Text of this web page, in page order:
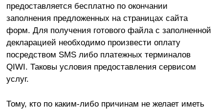
предоставляется бесплатно по окончании
заполнения предложенных на страницах сайта
форм. Для получения готового файла с заполненной
декларацией необходимо произвести оплату
посредством SMS либо платежных терминалов
QIWI. Таковы условия предоставления сервисом
услуг.
Тому, кто по каким-либо причинам не желает иметь